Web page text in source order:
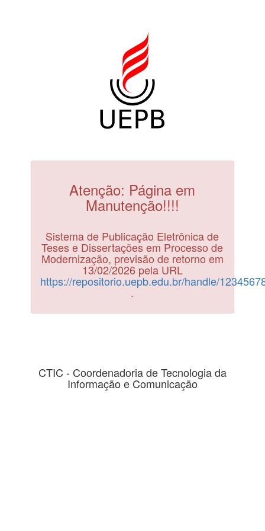
Atenção: Página em
Manutenção!!!!
Sistema de Publicação Eletrônica de
Teses e Dissertações em Processo de
Modernização, previsão de retorno em
13/02/2026 pela URL
https://repositorio.uepb.edu.br/handle/
.
CTIC - Coordenadoria de Tecnologia da
Informação e Comunicação